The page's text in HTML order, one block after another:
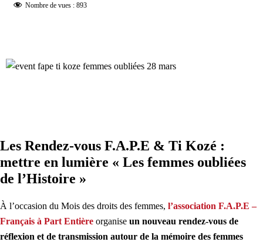
Nombre de vues : 893
Les Rendez-vous F.A.P.E & Ti Kozé :
mettre en lumière « Les femmes oubliées
de l’Histoire »
À l’occasion du Mois des droits des femmes, l’association F.A.P.E –
Français à Part Entière organise un nouveau rendez-vous de
réflexion et de transmission autour de la mémoire des femmes